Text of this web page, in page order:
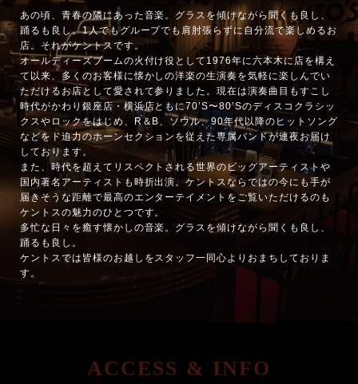
あの頃、青春の隣にあった音楽。グラスを傾けながら聞くも良し、
踊るも良し。1人でもグループでも肩肘張らずに自分流で楽しめるお
店。それがケントスです。
オールディーズブームの火付け役として1976年に六本木に店を構え
て以来、多くのお客様に懐かしの洋楽の生演奏を気軽に楽しんでい
ただけるお店として愛されて参りました。現在は演奏曲目もすこし
時代がかわり銀座店・横浜店ともに70’S〜80’Sのディスコクラシッ
クスやロックをはじめ、R＆B、ソウル、90年代以降のヒットソング
などをド迫力のホーンセクションを従えた専属バンドが連夜お届け
しております。
また、時代を超えてリスペクトされる世界のビッグアーティストや
国内著名アーティストも時折出演。ケントスならではの今にも手が
届きそうな距離で最高のエンターテイメントをご覧いただけるのも
ケントスの魅力のひとつです。
多忙な日々を癒す懐かしの音楽。グラスを傾けながら聞くも良し、
踊るも良し。
ケントスでは皆様のお越しをスタッフ一同心よりおまちしておりま
す。
ACCESS & INFO